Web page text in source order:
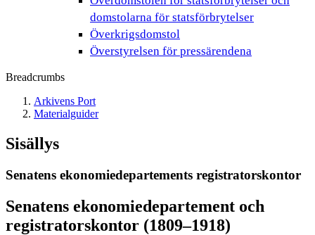
domstolarna för statsförbrytelser
Överkrigsdomstol
Överstyrelsen för pressärendena
Breadcrumbs
Arkivens Port
Materialguider
Sisällys
Senatens ekonomiedepartements registratorskontor
Senatens ekonomiedepartement och
registratorskontor (1809–1918)